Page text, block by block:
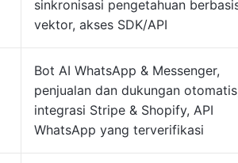
sinkronisasi pengetahuan
vektor, akses SDK/API
Bot AI WhatsApp & Messenger,
penjualan dan dukungan
integrasi Stripe & Shopify, API
WhatsApp yang terverifikasi